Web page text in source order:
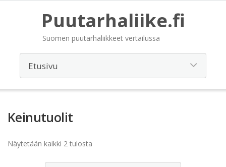
Puutarhaliike.fi
Suomen puutarhaliikkeet vertailussa
Keinutuolit
Näytetään kaikki 2 tulosta